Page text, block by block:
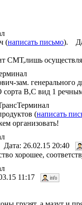
(написать письмо).
СМТ,лишь
зам. генерального
В,С вид 1
(написать
организовать!
26.02.15 20:40
хорошее,
11:17